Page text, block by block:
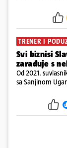
ispitali i poslali u
TRENER I
Svi biznisi
zarađuje s
Od 2021.
sa Sanjinom
poslovanje